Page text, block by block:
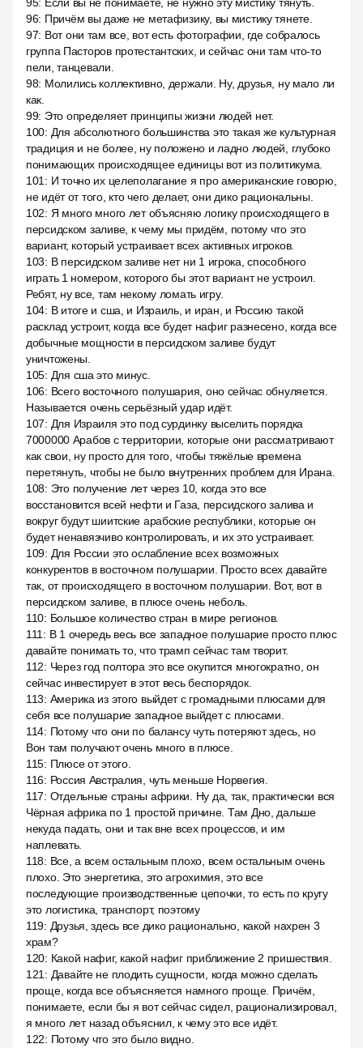
96: Причём вы даже не метафизику, вы мистику тянете.
97: Вот они там все, вот есть фотографии, где собралось
группа Пасторов протестантских, и сейчас они там что-то
пели, танцевали.
98: Молились коллективно, держали. Ну, друзья, ну мало ли
как.
99: Это определяет принципы жизни людей нет.
100: Для абсолютного большинства это такая же культурная
традиция и не более, ну положено и ладно людей, глубоко
понимающих происходящее единицы вот из политикума.
101 : И точно их целеполагание я про американские говорю,
не идёт от того, кто чего делает, они дико рациональны.
102: Я много много лет объясняю логику происходящего в
персидском заливе, к чему мы придём, потому что это
вариант, который устраивает всех активных игроков.
103: В персидском заливе нет ни 1 игрока, способного
играть 1 номером, которого бы этот вариант не устроил.
Ребят, ну все, там некому ломать игру.
104: В итоге и сша, и Израиль, и иран, и Россию такой
расклад устроит, когда все будет нафиг разнесено, когда все
добычные мощности в персидском заливе будут
уничтожены.
105: Для сша это минус.
106: Всего восточного полушария, оно сейчас обнуляется.
Называется очень серьёзный удар идёт.
107: Для Израиля это под сурдинку выселить порядка
7000000 Арабов с территории, которые они рассматривают
как свои, ну просто для того, чтобы тяжёлые времена
перетянуть, чтобы не было внутренних проблем для Ирана.
108: Это получение лет через 10, когда это все
восстановится всей нефти и Газа, персидского залива и
вокруг будут шиитские арабские республики, которые он
будет ненавязчиво контролировать, и их это устраивает.
109: Для России это ослабление всех возможных
конкурентов в восточном полушарии. Просто всех давайте
так, от происходящего в восточном полушарии. Вот, вот в
персидском заливе, в плюсе очень неболь.
110: Большое количество стран в мире регионов.
111 : В 1 очередь весь все западное полушарие просто плюс
давайте понимать то, что трамп сейчас там творит.
112: Через год полтора это все окупится многократно, он
сейчас инвестирует в этот весь беспорядок.
113: Америка из этого выйдет с громадными плюсами для
себя все полушарие западное выйдет с плюсами.
114: Потому что они по балансу чуть потеряют здесь, но
Вон там получают очень много в плюсе.
115: Плюсе от этого.
116: Россия Австралия, чуть меньше Норвегия.
117: Отдельные страны африки. Ну да, так, практически вся
Чёрная африка по 1 простой причине. Там Дно, дальше
некуда падать, они и так вне всех процессов, и им
наплевать.
118: Все, а всем остальным плохо, всем остальным очень
плохо. Это энергетика, это агрохимия, это все
последующие производственные цепочки, то есть по кругу
это логистика, транспорт, поэтому
119: Друзья, здесь все дико рационально, какой нахрен 3
храм?
120: Какой нафиг, какой нафиг приближение 2 пришествия.
121 : Давайте не плодить сущности, когда можно сделать
проще, когда все объясняется намного проще. Причём,
понимаете, если бы я вот сейчас сидел, рационализировал,
я много лет назад объяснил, к чему это все идёт.
122: Потому что это было видно.